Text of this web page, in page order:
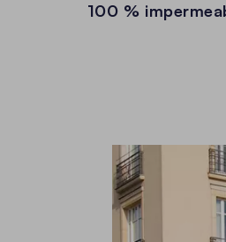
100 %